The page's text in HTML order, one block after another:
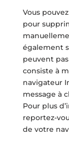
Vous
pour
également
peuvent
consiste à
navigateur
message à
Pour plus
reportez-
de votre